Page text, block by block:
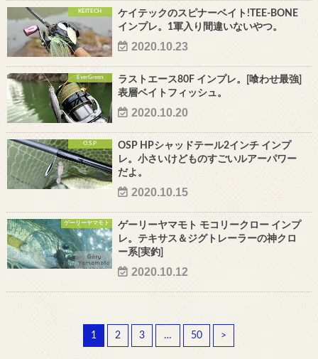
KEITECH
ケイテックのスピナーベイト!TEE-BONE
インプレ。1軍入り間違いないやつ。
2020.10.23
EverGreen
ラストエース80F インプレ。[喰わせ最強]
表層ベイトフィッシュ。
2020.10.20
O.S.P
OSP HPシャッドテール2インチ インプ
レ。小さいけどものすごいルアーパワー
だよ。
2020.10.15
ゲーリーヤマモト
ゲーリーヤマモト モコリークロー インプ
レ。テキサス＆ジグトレーラーの神クロ
ー系[実釣]
2020.10.12
1 2 3 … 50 >